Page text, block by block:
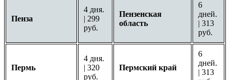
Пенза
4 дня.
| 299
руб.
Пензенская
область
6
дней.
| 313
руб.
Пермь
4 дня.
| 320
руб.
Пермский край
6
дней.
| 313